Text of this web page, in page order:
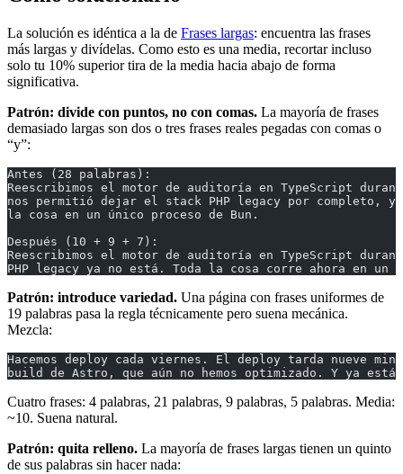
La solución es idéntica a la de Frases largas: encuentra las frases
más largas y divídelas. Como esto es una media, recortar incluso
solo tu 10% superior tira de la media hacia abajo de forma
significativa.
Patrón: divide con puntos, no con comas. La mayoría de frases
demasiado largas son dos o tres frases reales pegadas con comas o
“y”:
Antes (28 palabras):
Reescribimos el motor de auditoría en TypeScript
nos permitió dejar el stack PHP legacy por completo, y
la cosa en un único proceso de Bun.
Después (10 + 9 + 7):
Reescribimos el motor de auditoría en TypeScript
PHP legacy ya no está. Toda la cosa corre ahora en un
Patrón: introduce variedad. Una página con frases uniformes de
19 palabras pasa la regla técnicamente pero suena mecánica.
Mezcla:
Hacemos deploy cada viernes. El deploy tarda nueve
build de Astro, que aún no hemos optimizado. Y ya está
Cuatro frases: 4 palabras, 21 palabras, 9 palabras, 5 palabras. Media:
~10. Suena natural.
Patrón: quita relleno. La mayoría de frases largas tienen un quinto
de sus palabras sin hacer nada: